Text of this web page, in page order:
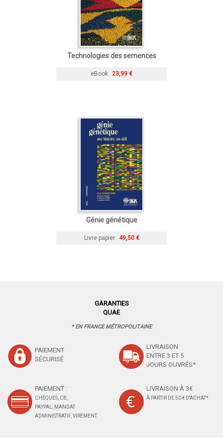
Technologies des semences
eBook 23,99 €
Génie génétique
Livre papier 49,50 €
GARANTIES
QUAE
* EN FRANCE MÉTROPOLITAINE
PAIEMENT
SÉCURISÉ
LIVRAISON
ENTRE 3 ET 5
JOURS OUVRÉS*
PAIEMENT :
CHÈQUES, CB,
PAYPAL, MANDAT
ADMINISTRATIF, VIREMENT
LIVRAISON À 3€
À PARTIR DE 50 € D'ACHAT*